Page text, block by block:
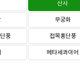
산사
무궁화
풍 접목홍단풍
메타세콰이어